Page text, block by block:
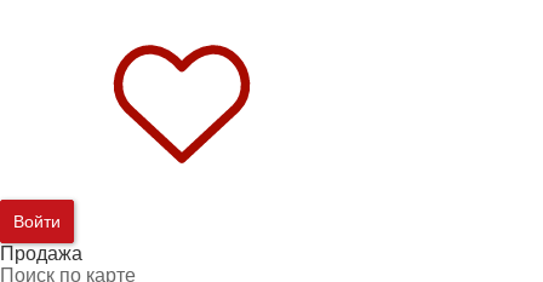
Войти
Продажа
Поиск по карте